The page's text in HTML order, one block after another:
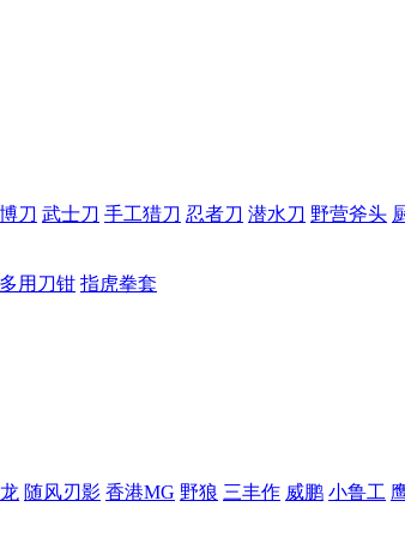
刀 武士刀 手工猎刀 忍者刀 潜水刀 野营斧头
多用刀钳 指虎拳套
随风刃影 香港MG 野狼 三丰作 威鹏 小鲁工